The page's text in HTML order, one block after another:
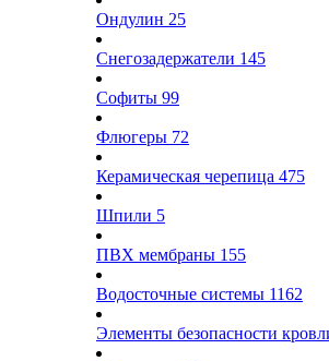
Ондулин 25
Снегозадержатели 145
Софиты 99
Флюгеры 72
Керамическая черепица 475
Шпили 5
ПВХ мембраны 155
Водосточные системы 1162
Элементы безопасности